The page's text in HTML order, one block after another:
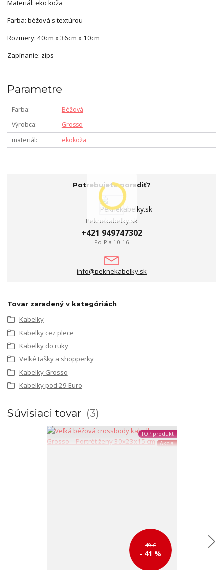
Materiál: eko koža
Farba: béžová s textúrou
Rozmery: 40cm x 36cm x 10cm
Zapínanie: zips
Parametre
Farba
Béžová
Výrobca
Grosso
materiál
ekokoža
Potrebujete poradiť?
Peknekabelky.sk
+421 949747302
Po-Pia 10-16
info@peknekabelky.sk
Tovar zaradený v kategóriách
Kabelky
Kabelky cez plece
Kabelky do ruky
Veľké tašky a shopperky
Kabelky Grosso
Kabelky pod 29 Euro
Súvisiaci tovar 3
TOP produkt
Akcia
49 €
- 41 %